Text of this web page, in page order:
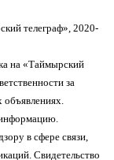
телеграф», 2020-
на «Таймырский
за
в сфере связи,
Свидетельство